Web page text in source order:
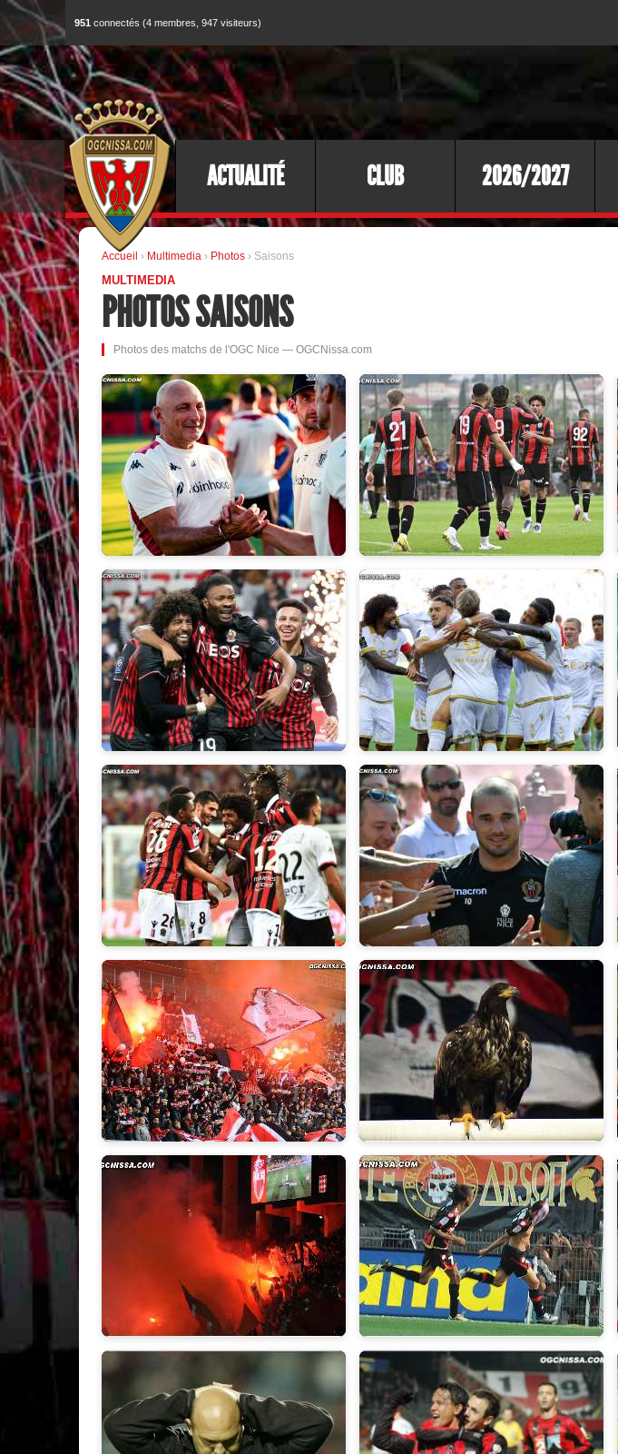
951 connectés (4 membres, 947 visiteurs)
ACTUALITÉ CLUB 2026/2027
Accueil › Multimedia › Photos › Saisons
MULTIMEDIA
PHOTOS SAISONS
Photos des matchs de l'OGC Nice — OGCNissa.com
2026/2027 2025/2026
2022/2023 2021/2022
2018/2019 2017/2018
2014/2015 2013/2014
2010/2011 2009/2010